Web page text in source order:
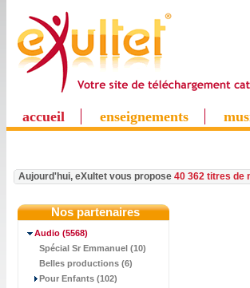
accueil enseignements
Aujourd'hui, eXultet vous propose 40 362 titres de
Nos partenaires
Audio (5568)
Spécial Sr Emmanuel (10)
Belles productions (6)
Pour Enfants (102)